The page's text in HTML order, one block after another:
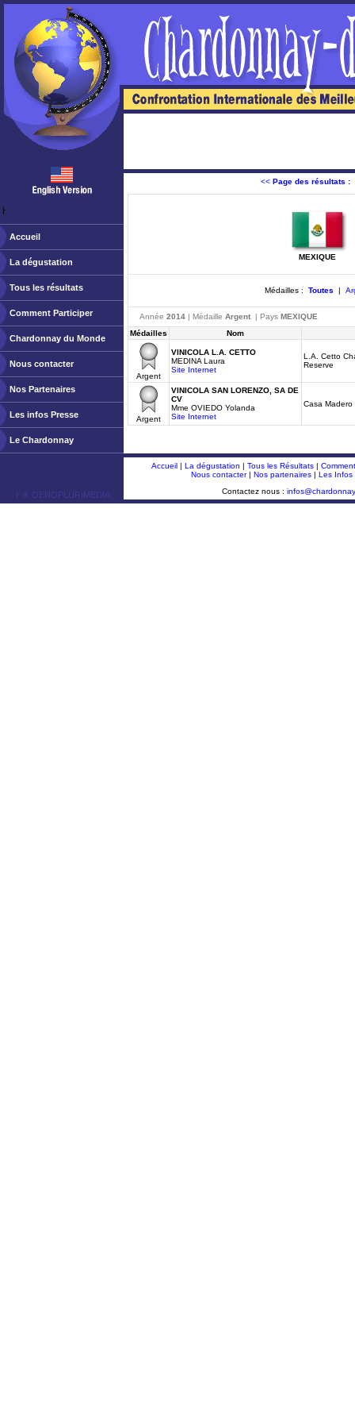
ￂﾠ
Accueil
La dégustation
Tous les résultats
Comment Participer
Chardonnay du Monde
Nous contacter
Nos Partenaires
Les infos Presse
Le Chardonnay
<< Page des résultats :
MEXIQUE
Médailles : Toutes |
Année 2014 | Médaille Argent | Pays MEXIQUE
Médailles
Nom
Argent
VINICOLA L.A. CETTO
MEDINA Laura
Site Internet
L.A. Cetto
Reserve
Argent
VINICOLA SAN LORENZO, SA DE
CV
Mme OVIEDO Yolanda
Site Internet
Casa
ￂﾮ OENOPLURIMEDIA
Accueil| La dégustation | Tous les Résultats|
Nous contacter| Nos partenaires| Les Infos
Contactez nous :